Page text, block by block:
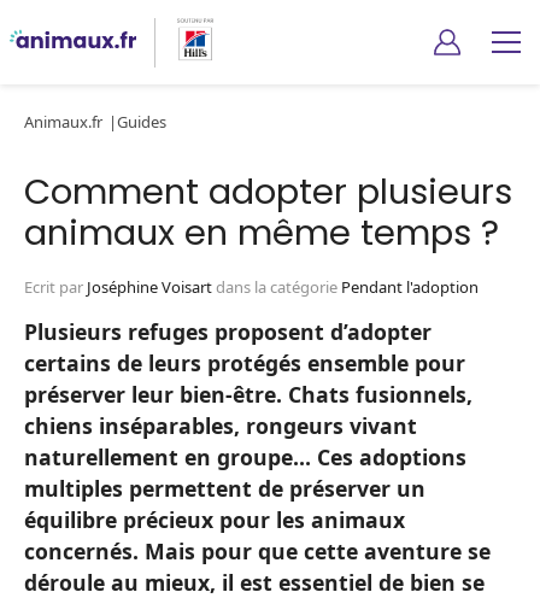
Animaux.fr Guides
Comment adopter plusieurs
animaux en même temps ?
Ecrit par Joséphine Voisartdans la catégorie Pendant l'adoption
Plusieurs refuges proposent d’adopter
certains de leurs protégés ensemble pour
préserver leur bien-être. Chats fusionnels,
chiens inséparables, rongeurs vivant
naturellement en groupe… Ces adoptions
multiples permettent de préserver un
équilibre précieux pour les animaux
concernés. Mais pour que cette aventure se
déroule au mieux, il est essentiel de bien se